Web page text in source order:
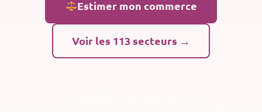
Estimer mon commerce
Voir les 113 secteurs →